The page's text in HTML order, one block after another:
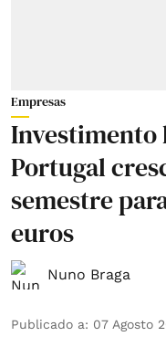
Empresas
Portugal
semestre
euros
Nuno Braga
Publicado a: 07 Agosto